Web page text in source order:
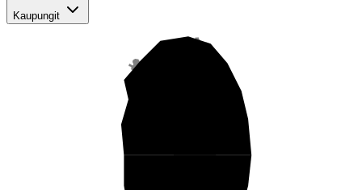
Kaupungit